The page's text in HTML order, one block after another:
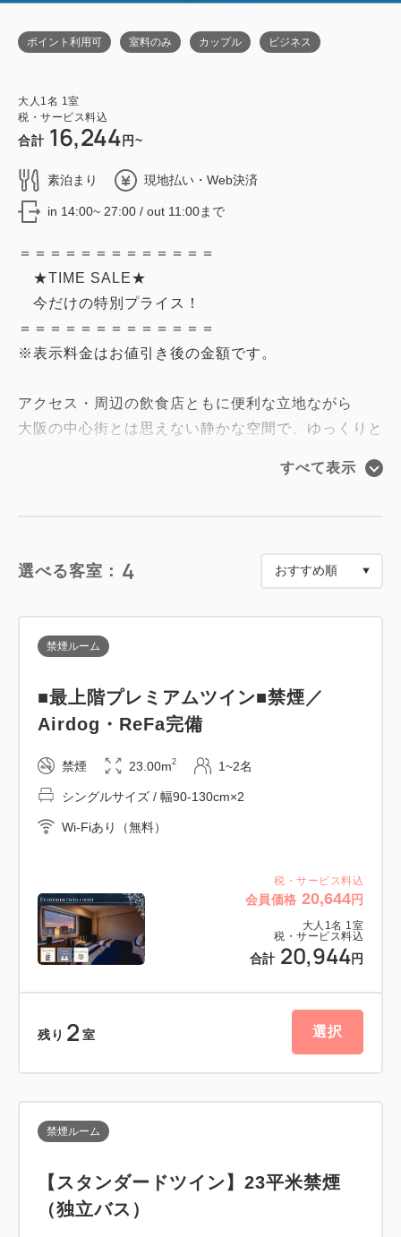
ポイント利用可 室料のみ カップル ビジネス
大人 1 名 1 室
税・サービス料込
合計 16,244 円~
素泊まり 現地払い・Web決済
in 14:00~ 27:00 / out 11:00まで
＝＝＝＝＝＝＝＝＝＝＝＝＝
★TIME SALE★
今だけの特別プライス！
＝＝＝＝＝＝＝＝＝＝＝＝＝
※表示料金はお値引き後の金額です。
アクセス・周辺の飲食店ともに便利な立地ながら
大阪の中心街とは思えない静かな空間で、ゆっくりと
・【最大21時間ステイ】チェックイン14時／チェッ
で幅広く取り揃えております！
直結バスも
・道頓堀グリコサインなど、大阪の名所もすぐそこ！
■アクセス
【電車】JR難波駅、大阪メトロなんば駅、南海電鉄
阪神電鉄・近鉄大阪なんば駅と、5つの駅から徒歩で
便利な立地！
【飛行機】関西空港行 南海電鉄の特急ラピート・空
港急行ほか、直行バス乗り場もすぐ
●グリコサイン（約11分）
看板と並んで写真を撮るのは、大阪旅の定番！
関西が誇る笑いの聖地。「吉本新喜劇」は必見です！
●551HORAI本店（約7分）
すべて表示
選べる客室： 4
税・サービス料込
会員価格 20,644円
大人 1 名 1 室
税・サービス料込
合計 20,944円
禁煙ルーム
■最上階プレミアムツイン■禁煙／
Airdog・ReFa完備
禁煙 23.00m2 1~2名
シングルサイズ / 幅90-130cm×2
Wi-Fiあり（無料）
残り 2 室 選択
禁煙ルーム
【スタンダードツイン】23平米禁煙
（独立バス）